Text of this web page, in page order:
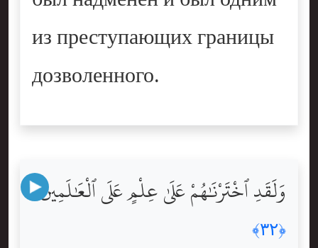
из преступающих границы
дозволенного.
وَلَقَدِ ٱخْتَرْنَٰهُمْ عَلَىٰ عِلْمٍ عَلَى ٱلْعَٰلَمِينَ
﴿٣٢﴾